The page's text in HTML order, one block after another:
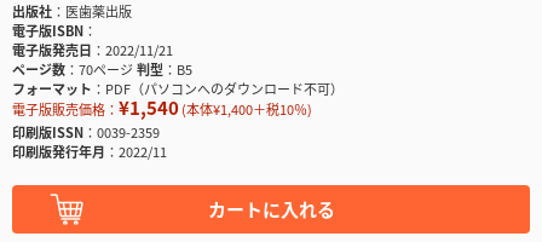
出版社
医歯薬出版
電子版ISBN
電子版発売日
2022/11/21
ページ数
70ページ判型
B5
フォーマット
PDF（パソコンへのダウンロード不可）
電子版販売価格： ¥1,540(本体¥1,400＋税10％)
印刷版ISSN
0039-2359
印刷版発行年月
2022/11
カートに入れる